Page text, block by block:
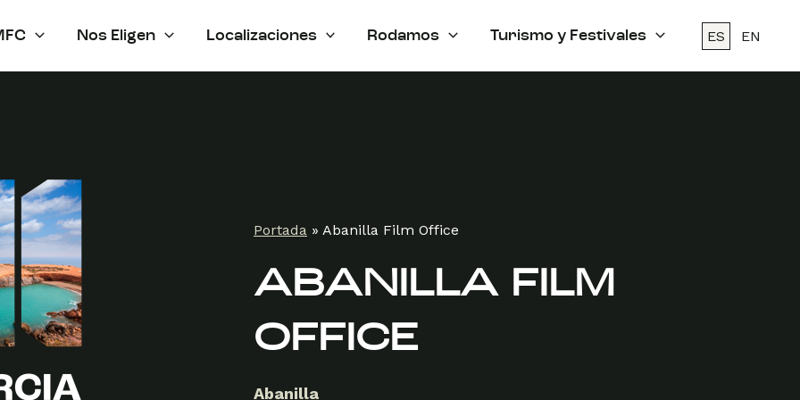
Nos Eligen Localizaciones Rodamos Turismo y Festivales ES EN
Portada » Abanilla Film Office
ABANILLA FILM
OFFICE
Abanilla